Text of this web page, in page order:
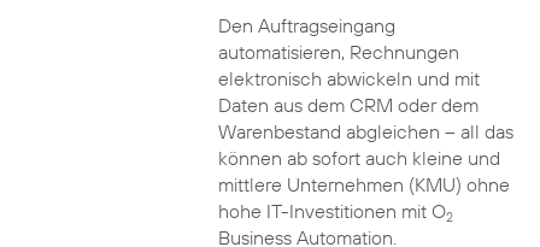
Den Auftragseingang
automatisieren, Rechnungen
elektronisch abwickeln und mit
Daten aus dem CRM oder dem
Warenbestand abgleichen – all das
können ab sofort auch kleine und
mittlere Unternehmen (KMU) ohne
hohe IT-Investitionen mit O2
Business Automation.